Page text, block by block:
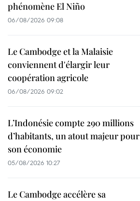
phénomène El Niño
06/08/2026 09:08
Le Cambodge et la Malaisie
conviennent d'élargir leur
coopération agricole
06/08/2026 09:02
L’Indonésie compte 290 millions
d’habitants, un atout majeur pour
son économie
05/08/2026 10:27
Le Cambodge accélère sa